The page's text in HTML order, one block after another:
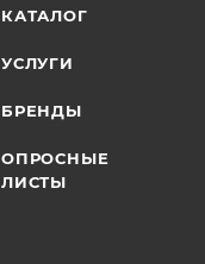
КАТАЛОГ
УСЛУГИ
БРЕНДЫ
ОПРОСНЫЕ
ЛИСТЫ